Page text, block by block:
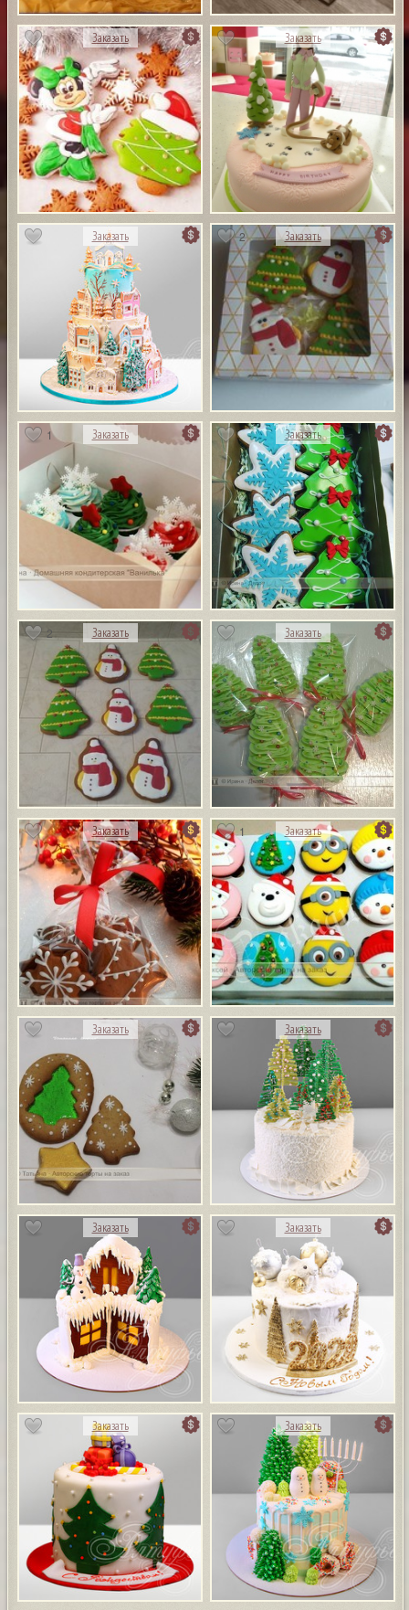
Заказать Заказать
Заказать 2 Заказать
1 Заказать Заказать
2 Заказать Заказать
Заказать 1 Заказать
Заказать Заказать
Заказать Заказать
Заказать Заказать